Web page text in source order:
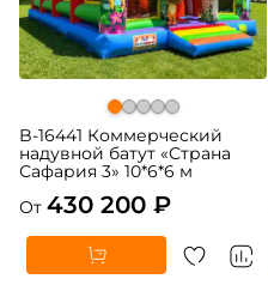
B-16441 Коммерческий
надувной батут «Страна
Сафария 3» 10*6*6 м
От 430 200 ₽